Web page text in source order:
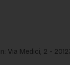
Via Medici, 2 -